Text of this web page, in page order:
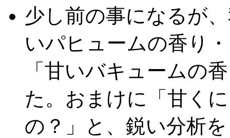
少し前の事になるが
いパヒュームの香り
「甘いバキュームの
た。おまけに「甘く
の？」と、鋭い分析